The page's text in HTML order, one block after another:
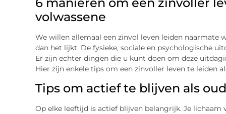
volwassene
We willen allemaal een zinvol leven leiden naarmate
dan het lijkt. De fysieke, sociale en psychologische
Er zijn echter dingen die u kunt doen om deze
Hier zijn enkele tips om een ​​zinvoller leven te leiden
Tips om actief te blijven als
Op elke leeftijd is actief blijven belangrijk. Je lichaam